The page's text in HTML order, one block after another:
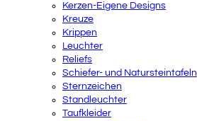
Kerzen-Eigene Designs
Kreuze
Krippen
Leuchter
Reliefs
Schiefer- und Natursteintafeln
Sternzeichen
Standleuchter
Taufkleider